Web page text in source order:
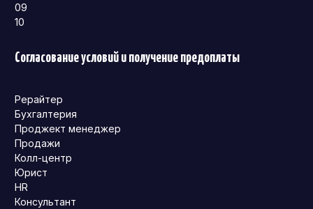
09
10
Согласование условий и получение предоплаты
Рерайтер
Бухгалтерия
Проджект менеджер
Продажи
Колл-центр
Юрист
HR
Консультант